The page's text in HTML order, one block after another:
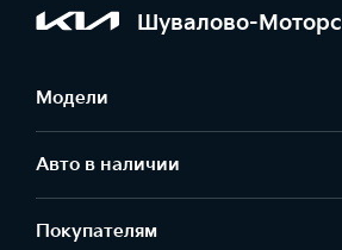
Шувалово-Моторс
Модели
Авто в наличии
Покупателям